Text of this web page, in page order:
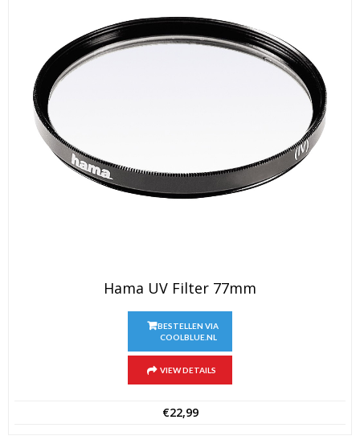
Hama UV Filter 77mm
BESTELLEN VIA
COOLBLUE.NL
VIEW DETAILS
€22,99